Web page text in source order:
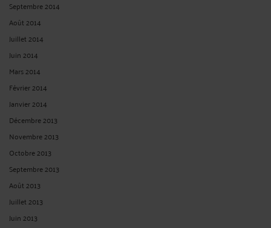
Février 2026
Janvier 2026
Décembre 2025
Novembre 2025
Octobre 2025
Septembre 2025
Août 2025
Juillet 2025
Juin 2025
Mai 2025
Avril 2025
Mars 2025
Février 2025
Janvier 2025